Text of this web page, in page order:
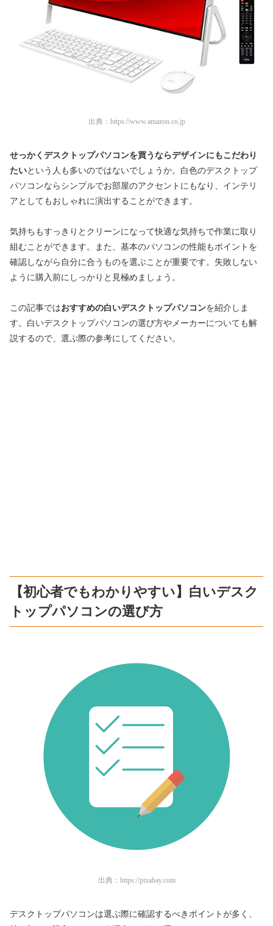
出典： https://www.amazon.co.jp
せっかくデスクトップパソコンを買うならデザインにもこだわり
たいという人も多いのではないでしょうか。白色のデスクトップ
パソコンならシンプルでお部屋のアクセントにもなり、インテリ
アとしてもおしゃれに演出することができます。
気持ちもすっきりとクリーンになって快適な気持ちで作業に取り
組むことができます。また、基本のパソコンの性能もポイントを
確認しながら自分に合うものを選ぶことが重要です。失敗しない
ように購入前にしっかりと見極めましょう。
この記事ではおすすめの白いデスクトップパソコンを紹介しま
す。白いデスクトップパソコンの選び方やメーカーについても解
説するので、選ぶ際の参考にしてください。
【初心者でもわかりやすい】白いデスク
トップパソコンの選び方
出典： https://pixabay.com
デスクトップパソコンは選ぶ際に確認するべきポイントが多く、